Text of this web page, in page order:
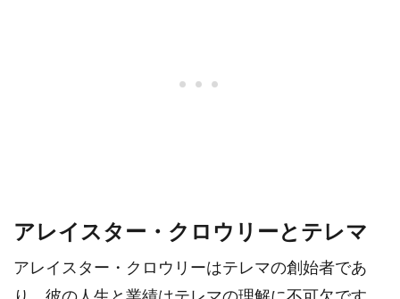
アレイスター・クロウリーとテレマ
アレイスター・クロウリーはテレマの創始者であ